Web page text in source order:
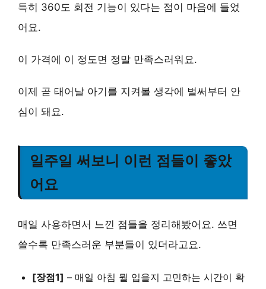
특히 360도 회전 기능이 있다는 점이 마음에 들었
어요.
이 가격에 이 정도면 정말 만족스러워요.
이제 곧 태어날 아기를 지켜볼 생각에 벌써부터 안
심이 돼요.
일주일 써보니 이런 점들이 좋았
어요
매일 사용하면서 느낀 점들을 정리해봤어요. 쓰면
쓸수록 만족스러운 부분들이 있더라고요.
[장점1] – 매일 아침 뭘 입을지 고민하는 시간이 확